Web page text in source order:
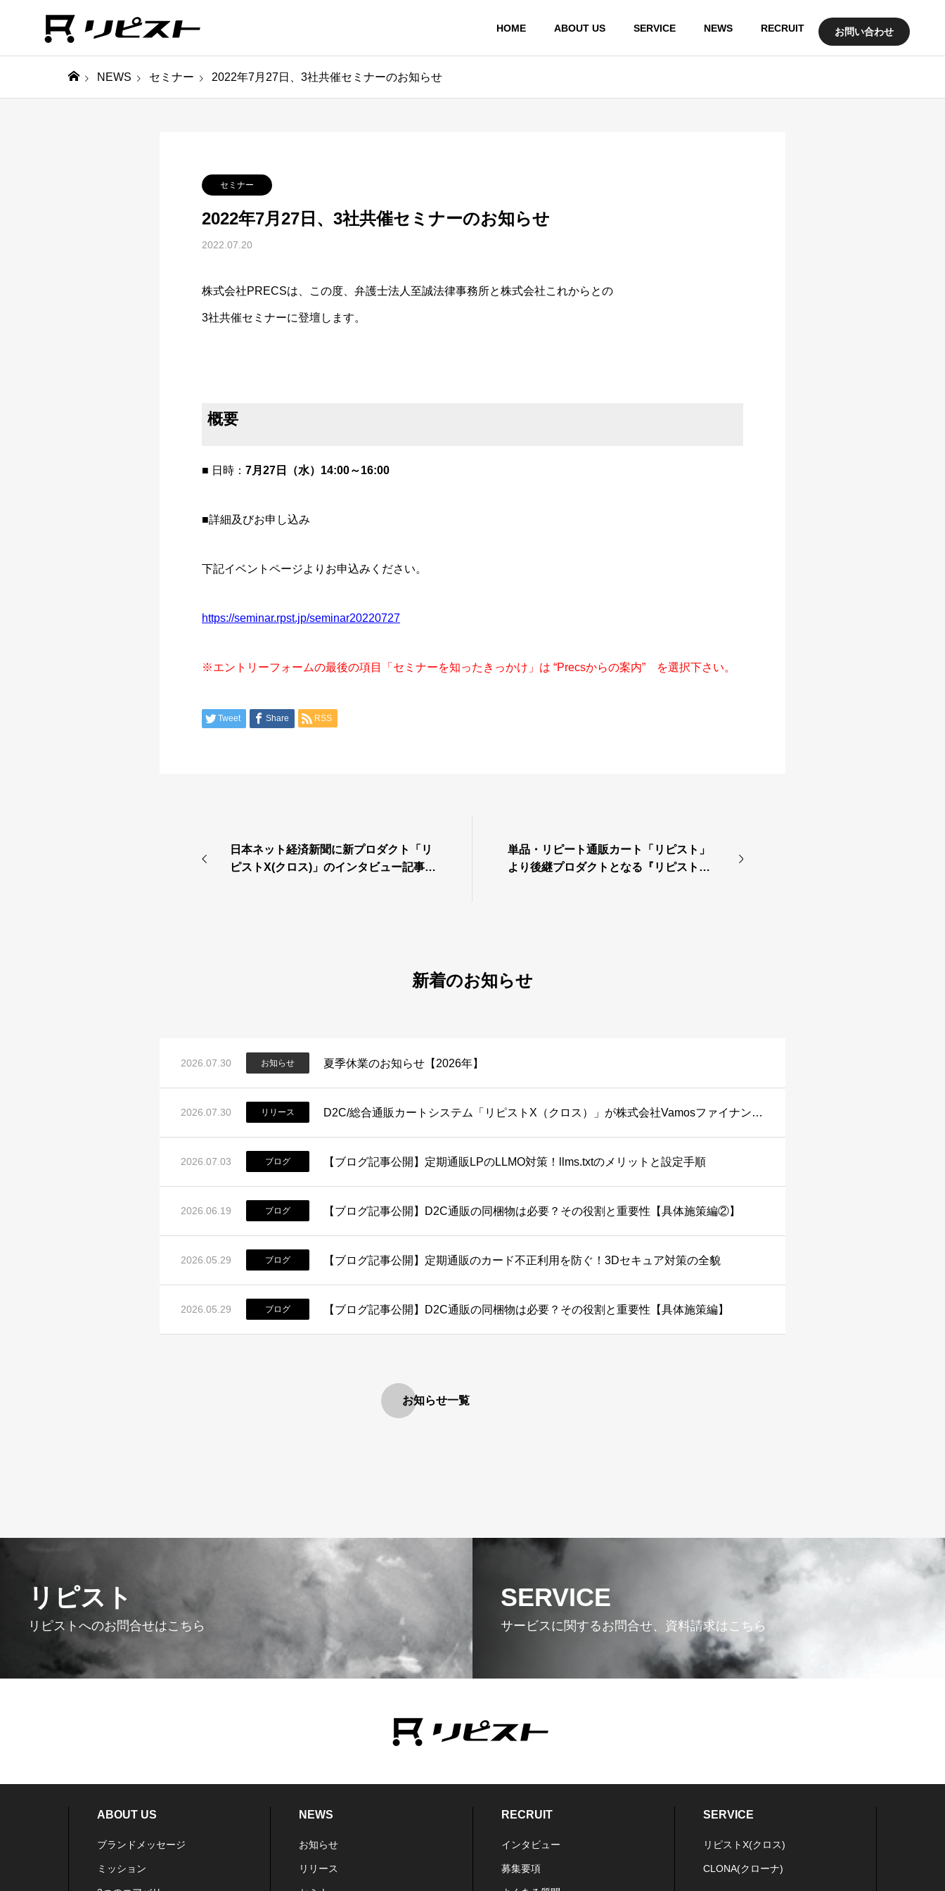
HOME ABOUT US SERVICE NEWS RECRUIT お問い合わせ
NEWS セミナー 2022年7月27日、3社共催セミナーのお知らせ
セミナー
2022年7月27日、3社共催セミナーのお知らせ
2022.07.20
株式会社PRECSは、この度、弁護士法人至誠法律事務所と株式会社これからとの
3社共催セミナーに登壇します。
概要
■ 日時： 7月27日（水）14:00～16:00
■詳細及びお申し込み
下記イベントページよりお申込みください。
https://seminar.rpst.jp/seminar20220727
※エントリーフォームの最後の項目「セミナーを知ったきっかけ」は “Precsからの案内” を選択下さい。
Tweet Share RSS
日本ネット経済新聞に新プロダクト「リ
ピストX(クロス)」のインタビュー記事が
単品・リピート通販カート「リピスト」
より後継プロダクトとなる『リピストX
新着のお知らせ
2026.07.30 お知らせ 夏季休業のお知らせ【2026年】
2026.07.30 リリース D2C/総合通販カートシステム「リピストX（クロス）」が株式会社Vamosファイナンスサービスのバモス後払いと連携開始。
2026.07.03 ブログ 【ブログ記事公開】定期通販LPのLLMO対策！llms.txtのメリットと設定手順
2026.06.19 ブログ 【ブログ記事公開】D2C通販の同梱物は必要？その役割と重要性【具体施策編②】
2026.05.29 ブログ 【ブログ記事公開】定期通販のカード不正利用を防ぐ！3Dセキュア対策の全貌
2026.05.29 ブログ 【ブログ記事公開】D2C通販の同梱物は必要？その役割と重要性【具体施策編】
お知らせ一覧
リピスト
リピストへのお問合せはこちら
SERVICE
サービスに関するお問合せ、資料請求はこちら
ABOUT US
ブランドメッセージ
ミッション
NEWS
お知らせ
リリース
RECRUIT
インタビュー
募集要項
SERVICE
リピストX(クロス)
CLONA(クローナ)